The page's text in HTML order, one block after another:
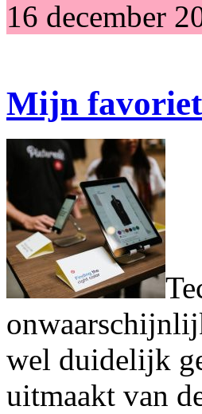
16 december
Mijn
wel duidelijk
uitmaakt van